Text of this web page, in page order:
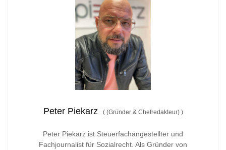
Peter Piekarz ((Gründer & Chefredakteur) )
Peter Piekarz ist Steuerfachangestellter und
Fachjournalist für Sozialrecht. Als Gründer von